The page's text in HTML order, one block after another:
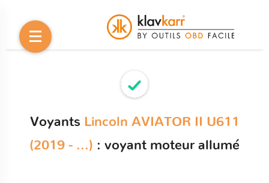
Voyants Lincoln AVIATOR II U611
(2019 - ...) : voyant moteur allumé